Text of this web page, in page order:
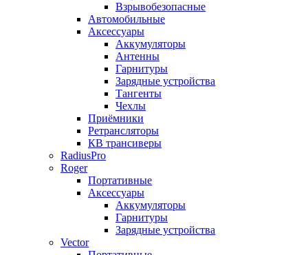
Взрывобезопасные
Автомобильные
Аксессуары
Аккумуляторы
Антенны
Гарнитуры
Зарядные устройства
Тангенты
Чехлы
Приёмники
Ретрансляторы
КВ трансиверы
RadiusPro
Roger
Портативные
Аксессуары
Аккумуляторы
Гарнитуры
Зарядные устройства
Vector